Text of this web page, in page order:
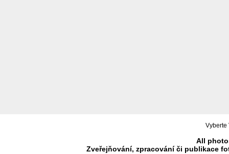
Vyberte
All
Zveřejňování, zpracování či publikace